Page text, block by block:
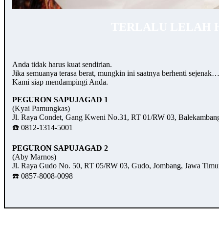
Anda tidak harus kuat sendirian.
Jika semuanya terasa berat, mungkin ini saatnya berhenti
Kami siap mendampingi Anda.
PEGURON SAPUJAGAD 1
(Kyai Pamungkas)
Jl. Raya Condet, Gang Kweni No.31, RT 01/RW 03,
☎️ 0812-1314-5001
PEGURON SAPUJAGAD 2
(Aby Marnos)
Jl. Raya Gudo No. 50, RT 05/RW 03, Gudo, Jombang, Jawa
☎️ 0857-8008-0098